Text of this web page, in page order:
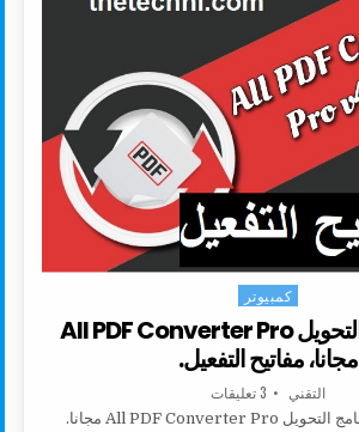
Posted in
كمبيوتر
تفعيل برنامج التحويل All PDF Converter Pro
مجانا، مفاتيح التفعيل.
AUTHOR:
التقني 3 تعليقات على تفعيل برنامج التحويل ALL PDF CONVERTER PRO مجانا، مفاتيح التفعيل.
تحميل و تفعيل برنامج التحويل All PDF Converter Pro مجانا.